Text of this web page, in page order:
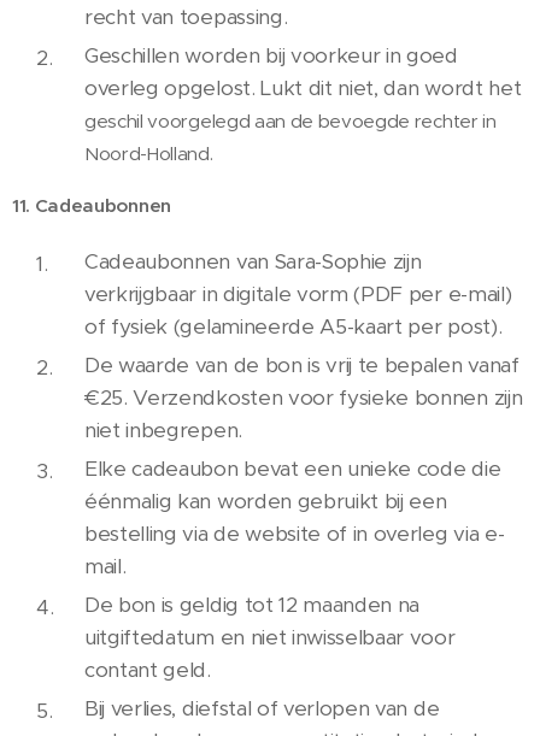
recht van toepassing.
Geschillen worden bij voorkeur in goed
overleg opgelost. Lukt dit niet, dan wordt het
geschil voorgelegd aan de bevoegde rechter in
Noord-Holland.
11. Cadeaubonnen
Cadeaubonnen van Sara-Sophie zijn
verkrijgbaar in digitale vorm (PDF per e-mail)
of fysiek (gelamineerde A5-kaart per post).
De waarde van de bon is vrij te bepalen vanaf
€25. Verzendkosten voor fysieke bonnen zijn
niet inbegrepen.
Elke cadeaubon bevat een unieke code die
éénmalig kan worden gebruikt bij een
bestelling via de website of in overleg via e-
mail.
De bon is geldig tot 12 maanden na
uitgiftedatum en niet inwisselbaar voor
contant geld.
Bij verlies, diefstal of verlopen van de